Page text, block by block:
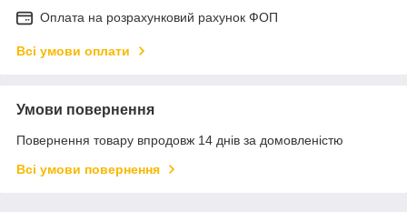
Оплата на розрахунковий рахунок ФОП
Всі умови оплати
Умови повернення
Повернення товару впродовж 14 днів за домовленістю
Всі умови повернення